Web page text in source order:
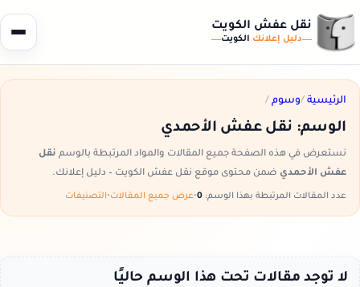
نقل عفش الكويت
دليل إعلانك الكويت
الرئيسية /وسوم /
الوسم: نقل عفش الأحمدي
نستعرض في هذه الصفحة جميع المقالات والمواد المرتبطة بالوسم نقل
عفش الأحمدي ضمن محتوى موقع نقل عفش الكويت – دليل إعلانك.
عدد المقالات المرتبطة بهذا الوسم: •عرض جميع المقالات•التصنيفات
لا توجد مقالات تحت هذا الوسم حاليًا